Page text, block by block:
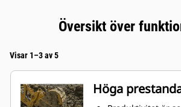
Översikt över
Visar 1–3 av 5
Höga